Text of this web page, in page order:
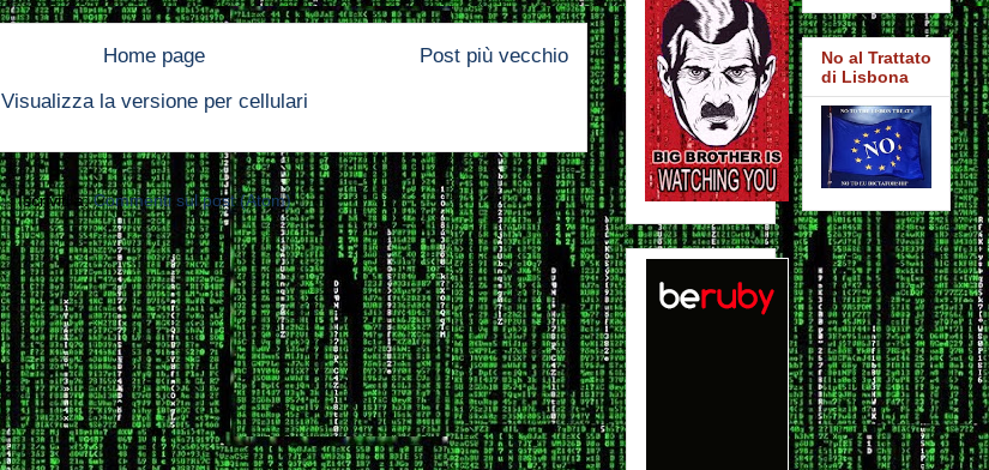
Post più vecchio
Home page
Visualizza la versione per cellulari
Iscriviti a:Commenti sul post (Atom)
No al Trattato
di Lisbona